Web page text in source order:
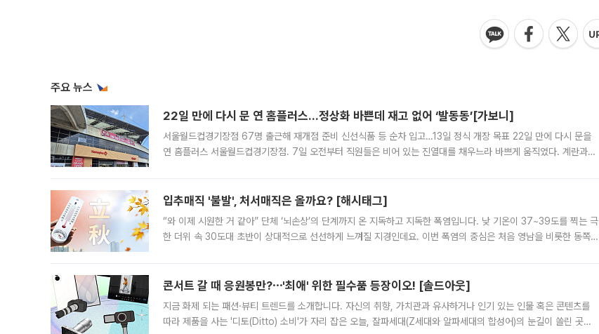
주요 뉴스
22일 만에 다시 문 연 홈플러스…정상화 바쁜데 재고 없어 ‘발동동’[가보니]
서울월드컵경기장점 67명 출근해 재개점 준비 신선식품 등 순차 입고…13일 정식 개장 목표 22일 만에 다시 문을
연 홈플러스 서울월드컵경기장점. 7일 오전부터 직원들은 비어 있는 진열대를 채우느라 바쁘게 움직였다. 계란과
입추매직 '불발', 처서매직은 올까요? [해시태그]
“와 이제 시원한 거 같아” 단체 ‘뇌손상’의 단계까지 온 지독하고 지독한 폭염입니다. 낮 기온이 37~39도를 찍는 극
한 더위 속 30도대 초반이 상대적으로 선선하게 느껴질 지경인데요. 이번 폭염의 중심은 처음 영남을 비롯한 동쪽
콘서트 갈 때 응원봉만?⋯'최애' 위한 필수품 등장이오! [솔드아웃]
지금 화제 되는 패션·뷰티 트렌드를 소개합니다. 자신의 취향, 가치관과 유사하거나 인기 있는 인물 혹은 콘텐츠를
따라 제품을 사는 '디토(Ditto) 소비'가 자리 잡은 오늘, 잘파세대(Z세대와 알파세대의 합성어)의 눈길이 쏠린 곳은